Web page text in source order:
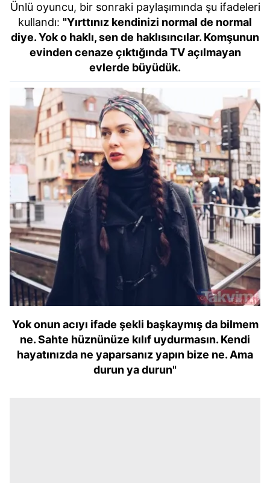
Ünlü oyuncu, bir sonraki paylaşımında şu ifadeleri
kullandı: "Yırttınız kendinizi normal de normal
diye. Yok o haklı, sen de haklısıncılar. Komşunun
evinden cenaze çıktığında TV açılmayan
evlerde büyüdük.
Yok onun acıyı ifade şekli başkaymış da bilmem
ne. Sahte hüznünüze kılıf uydurmasın. Kendi
hayatınızda ne yaparsanız yapın bize ne. Ama
durun ya durun"